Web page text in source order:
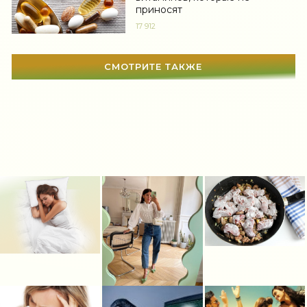
Сонник
Мир женщины (1817)
приносят
17 912
СМОТРИТЕ ТАКЖЕ